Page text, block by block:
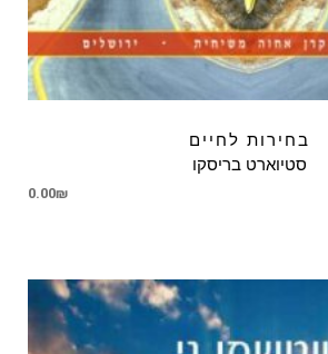
בחירות לחיים
סטיוארט בריסקו
0.00₪